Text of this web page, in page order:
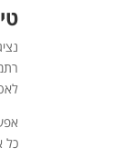
כל